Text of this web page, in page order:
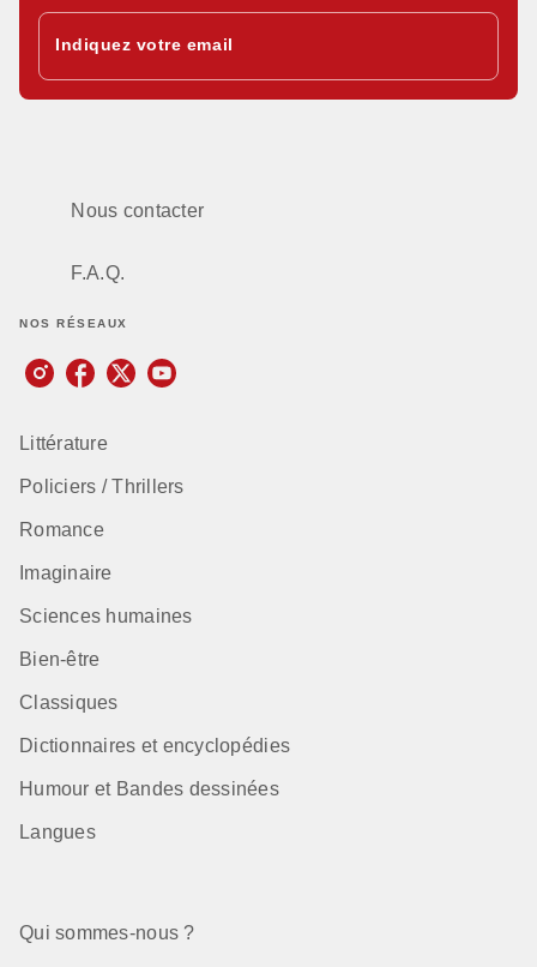
Indiquez votre email
Nous contacter
F.A.Q.
NOS RÉSEAUX
Littérature
Policiers / Thrillers
Romance
Imaginaire
Sciences humaines
Bien-être
Classiques
Dictionnaires et encyclopédies
Humour et Bandes dessinées
Langues
Qui sommes-nous ?